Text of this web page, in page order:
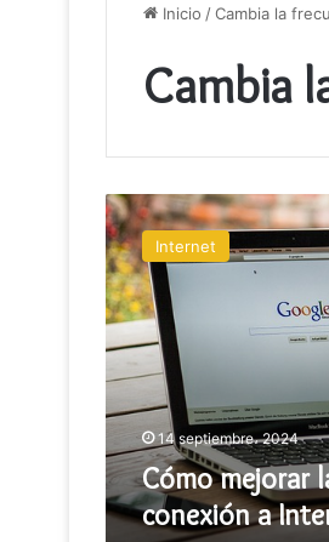
Inicio /Cambia la
Cambia
Cómo
mejorar
la
velocidad
de
tu
conexión
a
Internet
Internet
14 septiembre، 2024
Cómo mejorar
conexión a